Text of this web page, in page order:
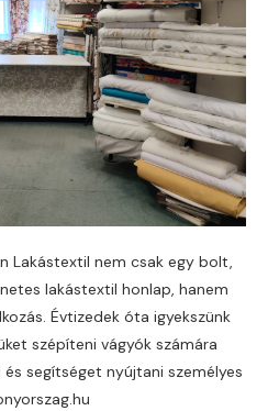
Lakástextil nem csak egy bolt,
lakástextil honlap, hanem
Évtizedek óta igyekszünk
szépíteni vágyók számára
segítséget nyújtani személyes